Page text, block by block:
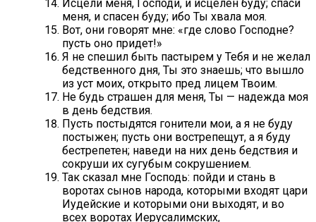
Исцели меня, Господи, и исцелен буду; спаси
меня, и спасен буду; ибо Ты хвала моя.
Вот, они говорят мне: «где слово Господне?
пусть оно придет!»
Я не спешил быть пастырем у Тебя и не желал
бедственного дня, Ты это знаешь; что вышло
из уст моих, открыто пред лицем Твоим.
Не будь страшен для меня, Ты — надежда моя
в день бедствия.
Пусть постыдятся гонители мои, а я не буду
постыжен; пусть они вострепещут, а я буду
бестрепетен; наведи на них день бедствия и
сокруши их сугубым сокрушением.
Так сказал мне Господь: пойди и стань в
воротах сынов народа, которыми входят цари
Иудейские и которыми они выходят, и во
всех воротах Иерусалимских,